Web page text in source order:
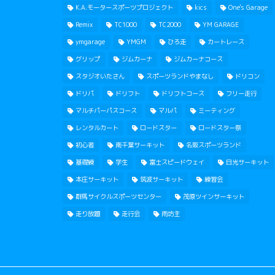
K.A.モータースポーツプロジェクト
kics
One's Garage
Remix
TC1000 TC2000
YM GARAGE
ymgarage
YMGM ひろ走
カートレース
グリップ
ジムカーナ
ジムカーナコース
スタジオいたさん
スポーツランドやまなし
ドリコン
ドリパ
ドリフト ドリフトコース
フリー走行
マルチパーパスコース
マルパ
ミーティング
レンタルカート
ロードスター
ロードスター祭
初心者
南千葉サーキット
名阪スポーツランド
基礎練
学生 富士スピードウェイ
日光サーキット
本庄サーキット
筑波サーキット
練習会
群馬サイクルスポーツセンター
茂原ツインサーキット
走り放題
走行会 雨坊主